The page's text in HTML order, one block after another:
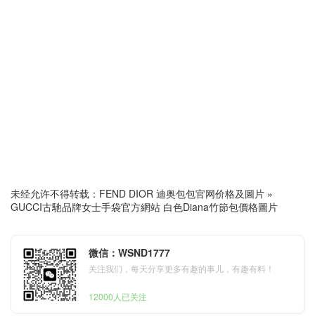
未经允许不得转载： FEND DIOR 迪奥包包官网价格及圖片 »
GUCCI古馳品牌女士手袋官方網站 白色Diana竹節包價格圖片
微信：WSND1777
关注我们，每天分享更多有趣的事儿，有趣有料！
12000人已关注